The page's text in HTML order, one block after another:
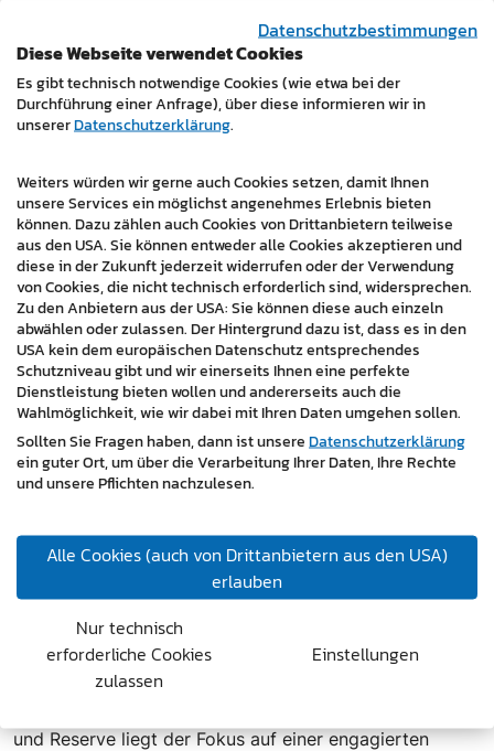
und fördert eine nachhaltige Entwicklung vor Ort.
„Unser gemeinsames Ziel – der Weg hin zu mehr
auch heuer konsequent fortgesetzt. Ich bin
zuversichtlich, dass wir dieses Ziel Schritt für Schritt
erreichen werden“, so Obmann Thomas Schlögl. USC
master design Pilgersdorf steht damit nicht nur für
Fußball, sondern für eine erfolgreiche Symbiose von
Sport, digitalem Fortschritt und regionaler
Verwurzelung.
Über die master design gmbh
Die master design gmbh mit Sitz in Oberpullendorf und
Webdesign, Onlinemarketing und digitale Strategien.
Seit über 25 Jahren begleitet das Unternehmen
Entwicklung und betreut den USC master design
Pilgersdorf in den Bereichen Webauftritt, Social Media
und strategische Kommunikation. Internet:
Über den USC master design Pilgersdorf
Der USC Pilgersdorf wurde 1971 gegründet und ist fest
und Reserve liegt der Fokus auf einer engagierten
Datenschutzbestimmungen
Diese Webseite verwendet Cookies
Es gibt technisch notwendige Cookies (wie etwa bei der
Durchführung einer Anfrage), über diese informieren wir in
unsererDatenschutzerklärung.
Weiters würden wir gerne auch Cookies setzen, damit Ihnen
unsere Services ein möglichst angenehmes Erlebnis bieten
können. Dazu zählen auch Cookies von Drittanbietern teilweise
aus den USA. Sie können entweder alle Cookies akzeptieren und
diese in der Zukunft jederzeit widerrufen oder der Verwendung
von Cookies, die nicht technisch erforderlich sind, widersprechen.
Zu den Anbietern aus der USA: Sie können diese auch einzeln
abwählen oder zulassen. Der Hintergrund dazu ist, dass es in den
USA kein dem europäischen Datenschutz entsprechendes
Schutzniveau gibt und wir einerseits Ihnen eine perfekte
Dienstleistung bieten wollen und andererseits auch die
Wahlmöglichkeit, wie wir dabei mit Ihren Daten umgehen sollen.
Sollten Sie Fragen haben, dann ist unsereDatenschutzerklärung
ein guter Ort, um über die Verarbeitung Ihrer Daten, Ihre Rechte
und unsere Pflichten nachzulesen.
Alle Cookies (auch von Drittanbietern aus den USA)
erlauben
Nur technisch
erforderliche Cookies
zulassen
Einstellungen